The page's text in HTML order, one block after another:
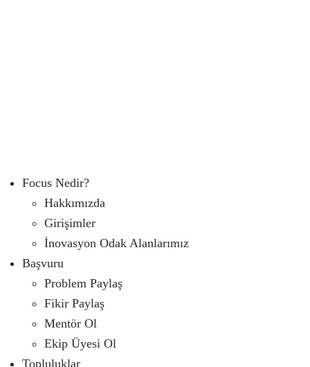
Focus Nedir?
Hakkımızda
Girişimler
İnovasyon Odak Alanlarımız
Başvuru
Problem Paylaş
Fikir Paylaş
Mentör Ol
Ekip Üyesi Ol
Topluluklar